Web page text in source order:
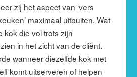
zij het aspect van ‘vers
maximaal uitbuiten. Wat
kok die vol trots zijn
in het zicht van de cliënt.
wanneer diezelfde kok met
komt uitserveren of helpen